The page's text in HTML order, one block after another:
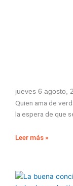
jueves 6 agosto,
Quien ama de
la espera de que
Leer más »